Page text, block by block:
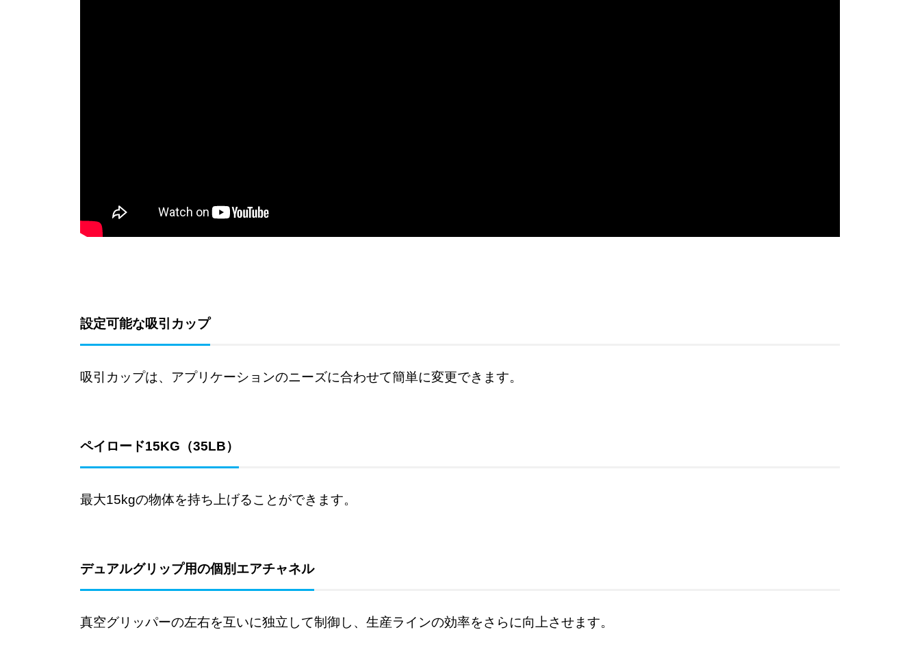
設定可能な吸引カップ
吸引カップは、アプリケーションのニーズに合わせて簡単に変更できます。
ペイロード15KG（35LB）
最大15kgの物体を持ち上げることができます。
デュアルグリップ用の個別エアチャネル
真空グリッパーの左右を互いに独立して制御し、生産ラインの効率をさらに向上させます。